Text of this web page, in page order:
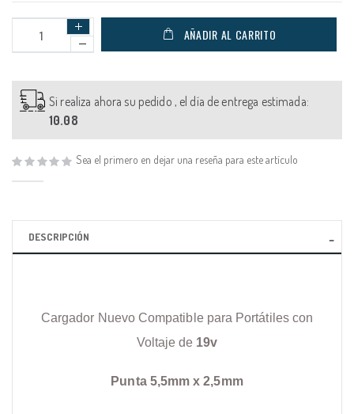
AÑADIR AL CARRITO
Si realiza ahora su pedido , el día de entrega estimada:
10.08
Sea el primero en dejar una reseña para este artículo
DESCRIPCIÓN
Cargador Nuevo Compatible para Portátiles con
Voltaje de 19v
Punta 5,5mm x 2,5mm